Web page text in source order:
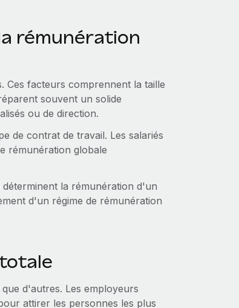
rémunération
Ces facteurs comprennent la taille
souvent un solide
ou de direction.
de contrat de travail. Les salariés
rémunération globale
la rémunération d'un
d'un régime de rémunération
d'autres. Les employeurs
attirer les personnes les plus